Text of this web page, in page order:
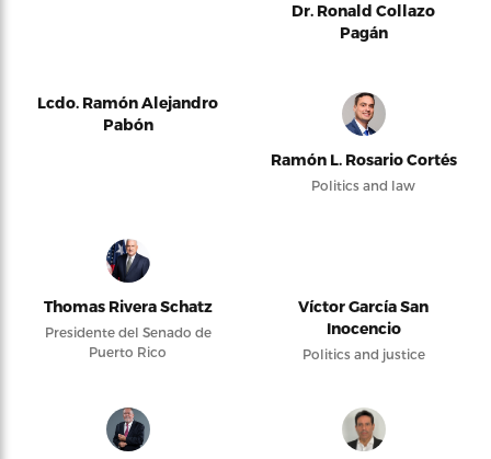
Dr. Ronald Collazo
Pagán
Lcdo. Ramón Alejandro
Pabón
Ramón L. Rosario Cortés
Politics and law
Thomas Rivera Schatz
Presidente del Senado de
Puerto Rico
Víctor García San
Inocencio
Politics and justice